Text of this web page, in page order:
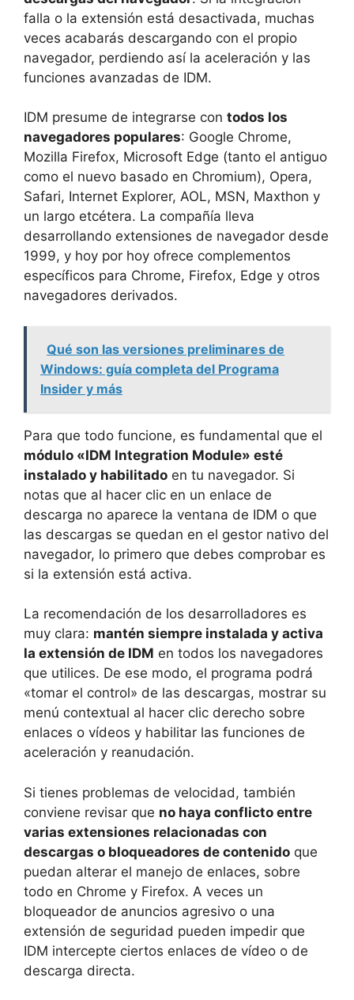
falla o la extensión está desactivada, muchas
veces acabarás descargando con el propio
navegador, perdiendo así la aceleración y las
funciones avanzadas de IDM.
IDM presume de integrarse con todos los
navegadores populares: Google Chrome,
Mozilla Firefox, Microsoft Edge (tanto el antiguo
como el nuevo basado en Chromium), Opera,
Safari, Internet Explorer, AOL, MSN, Maxthon y
un largo etcétera. La compañía lleva
desarrollando extensiones de navegador desde
1999, y hoy por hoy ofrece complementos
específicos para Chrome, Firefox, Edge y otros
navegadores derivados.
Qué son las versiones preliminares de
Windows: guía completa del Programa
Insider y más
Para que todo funcione, es fundamental que el
módulo «IDM Integration Module» esté
instalado y habilitado en tu navegador. Si
notas que al hacer clic en un enlace de
descarga no aparece la ventana de IDM o que
las descargas se quedan en el gestor nativo del
navegador, lo primero que debes comprobar es
si la extensión está activa.
La recomendación de los desarrolladores es
muy clara: mantén siempre instalada y activa
la extensión de IDM en todos los navegadores
que utilices. De ese modo, el programa podrá
«tomar el control» de las descargas, mostrar su
menú contextual al hacer clic derecho sobre
enlaces o vídeos y habilitar las funciones de
aceleración y reanudación.
Si tienes problemas de velocidad, también
conviene revisar que no haya conflicto entre
varias extensiones relacionadas con
descargas o bloqueadores de contenido que
puedan alterar el manejo de enlaces, sobre
todo en Chrome y Firefox. A veces un
bloqueador de anuncios agresivo o una
extensión de seguridad pueden impedir que
IDM intercepte ciertos enlaces de vídeo o de
descarga directa.